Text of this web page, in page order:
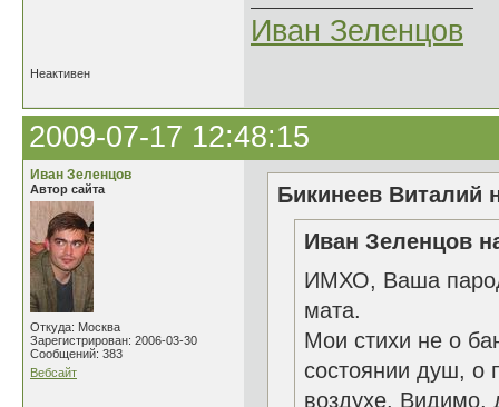
Иван Зеленцов
Неактивен
2009-07-17 12:48:15
Иван Зеленцов
Автор сайта
Откуда: Москва
Зарегистрирован: 2006-03-30
Сообщений: 383
Вебсайт
Бикинеев Виталий
Иван Зеленцов
ИМХО, Ваша
мата.
Мои стихи не о
состоянии душ, о
воздухе. Видимо,